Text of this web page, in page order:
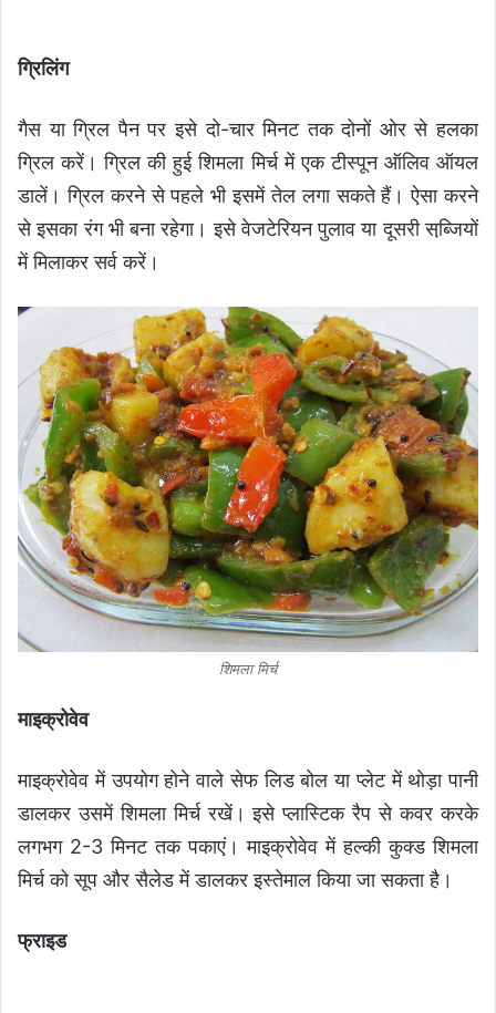
ग्रिलिंग
गैस या ग्रिल पैन पर इसे दो-चार मिनट तक दोनों ओर से हलका
ग्रिल करें। ग्रिल की हुई शिमला मिर्च में एक टीस्पून ऑलिव ऑयल
डालें। ग्रिल करने से पहले भी इसमें तेल लगा सकते हैं। ऐसा करने
से इसका रंग भी बना रहेगा। इसे वेजटेरियन पुलाव या दूसरी सब्जि़यों
में मिलाकर सर्व करें।
शिमला मिर्च
माइक्रोवेव
माइक्रोवेव में उपयोग होने वाले सेफ लिड बोल या प्लेट में थोड़ा पानी
डालकर उसमें शिमला मिर्च रखें। इसे प्लास्टिक रैप से कवर करके
लगभग 2-3 मिनट तक पकाएं। माइक्रोवेव में हल्की कुक्ड शिमला
मिर्च को सूप और सैलेड में डालकर इस्तेमाल किया जा सकता है।
फ्राइड